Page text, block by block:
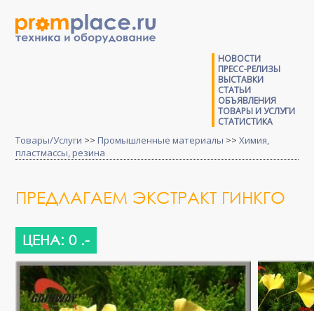
НОВОСТИ
ПРЕСС-РЕЛИЗЫ
ВЫСТАВКИ
СТАТЬИ
ОБЪЯВЛЕНИЯ
ТОВАРЫ И УСЛУГИ
СТАТИСТИКА
Товары/Услуги >> Промышленные материалы >>Химия,
пластмассы, резина
ПРЕДЛАГАЕМ ЭКСТРАКТ ГИНКГО
ЦЕНА: 0 .-